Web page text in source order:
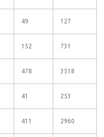
49 127
152 731
478 3518
41 253
411 2960